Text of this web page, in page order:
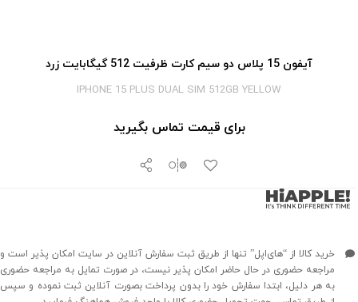
آیفون 15 پلاس دو سیم کارت ظرفیت 512 گیگابایت زرد
IPHONE 15 PLUS DUAL SIM 512GB YELLOW
برای قیمت تماس بگیرید
خرید کالا از “های‌اپل” تنها از طریق ثبت سفارش آنلاین در سایت امکان پذیر است و
مراجعه حضوری در حال حاضر امکان پذیر نیست، در صورت تمایل به مراجعه حضوری
به هر دلیل، ابتدا سفارش خود را بدون پرداخت بصورت آنلاین ثبت نموده و سپس